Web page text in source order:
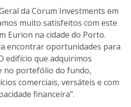
da Corum Investments em
muito satisfeitos com este
Eurion na cidade do Porto.
encontrar oportunidades para
edifício que adquirimos
no portefólio do fundo,
comerciais, versáteis e com
financeira".